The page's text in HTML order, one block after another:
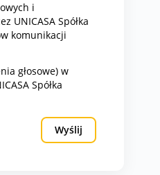
i
UNICASA Spółka
komunikacji
głosowe) w
Spółka
Wyślij